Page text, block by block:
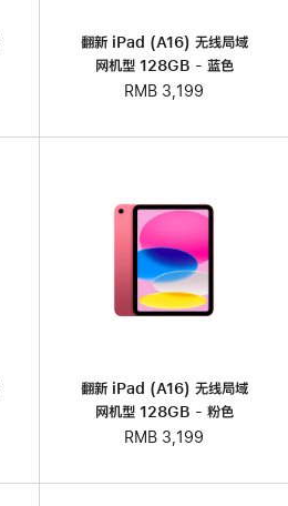
翻新 iPad (A16) 无线局域
网机型 128GB - 蓝色
RMB 3,199
翻新 iPad (A16) 无线局域
网机型 128GB - 粉色
RMB 3,199